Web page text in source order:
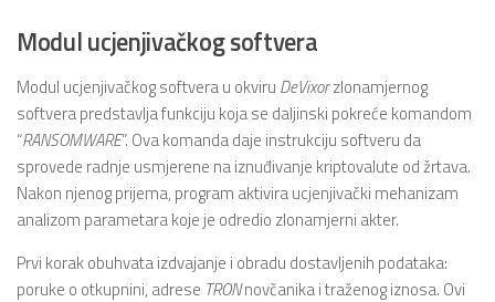
Modul ucjenjivačkog softvera
Modul ucjenjivačkog softvera u okviru DeVixorzlonamjernog
softvera predstavlja funkciju koja se daljinski pokreće komandom
“RANSOMWARE”. Ova komanda daje instrukciju softveru da
sprovede radnje usmjerene na iznuđivanje kriptovalute od žrtava.
Nakon njenog prijema, program aktivira ucjenjivački mehanizam
analizom parametara koje je odredio zlonamjerni akter.
Prvi korak obuhvata izdvajanje i obradu dostavljenih podataka:
poruke o otkupnini, adrese TRONnovčanika i traženog iznosa. Ovi